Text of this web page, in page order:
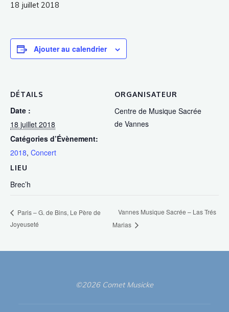
18 juillet 2018
Ajouter au calendrier
DÉTAILS
Date :
18 juillet 2018
Catégories d’Évènement:
2018, Concert
LIEU
Brec’h
ORGANISATEUR
Centre de Musique Sacrée
de Vannes
Paris – G. de Bins, Le Père de
Joyeuseté
Vannes Musique Sacrée – Las Trés
Marias
©2026 Comet Musicke